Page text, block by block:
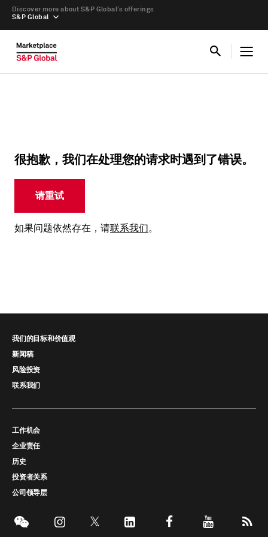
S&P Global
Discover more about S&P Global’s offerings
很抱歉，我们在处理您的请求时遇到了错误。
请重试
如果问题依然存在，请联系我们。
我们的目标和价值观
新闻稿
风险投资
联系我们
工作机会
企业责任
历史
投资者关系
公司领导层